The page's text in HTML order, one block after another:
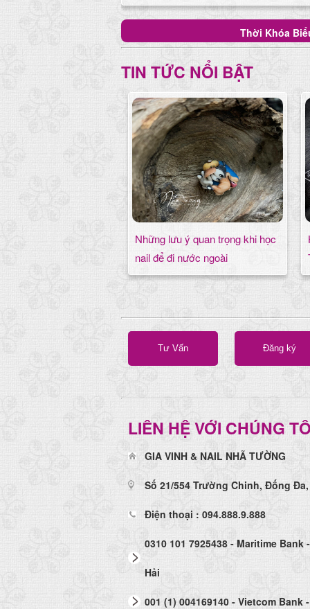
Thời Khóa
TIN TỨC NỔI BẬT
Những lưu ý quan trọng khi học
nail để đi nước ngoài
Tư Vấn Đăng ký
LIÊN HỆ VỚI CHÚNG
GIA VINH & NAIL NHÃ TƯỜNG
Số 21/554 Trường Chinh, Đống
Điện thoại : 094.888.9.888
0310 101 7925438 - Maritime Bank
Hải
001 (1) 004169140 - Vietcom Bank